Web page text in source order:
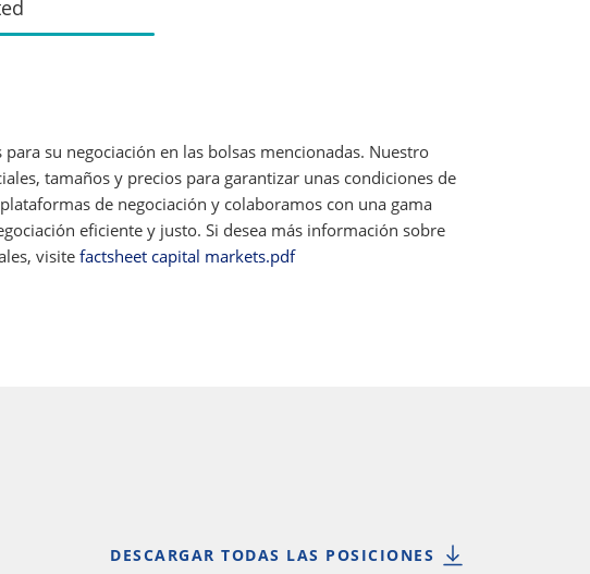
su negociación en las bolsas mencionadas. Nuestro
tamaños y precios para garantizar unas condiciones de
de negociación y colaboramos con una gama
eficiente y justo. Si desea más información sobre
visite factsheet capital markets.pdf
DESCARGAR TODAS LAS POSICIONES